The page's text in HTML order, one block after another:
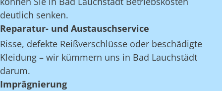
deutlich senken.
Reparatur- und Austauschservice
Risse, defekte Reißverschlüsse oder beschädigte
Kleidung – wir kümmern uns in Bad Lauchstädt
darum.
Imprägnierung